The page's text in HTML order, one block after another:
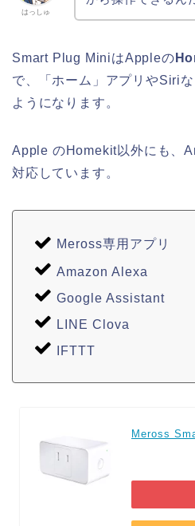
はっしゅ
Smart Plug MiniはAppleの
で、「ホーム」アプリやSiri
ようになります。
Apple のHomekit以外にも、
対応しています。
Meross専用アプリ
Amazon Alexa
Google Assistant
LINE Clova
IFTTT
Meross